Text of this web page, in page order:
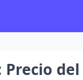
Precio